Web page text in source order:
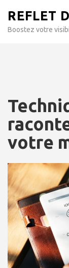
contenu
REFLET
Boostez votre
votre